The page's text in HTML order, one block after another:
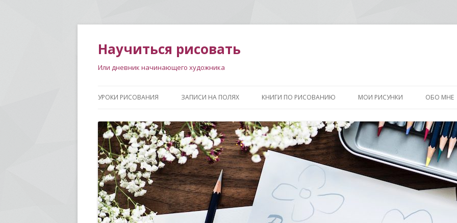
Научиться рисовать
Или дневник начинающего художника
УРОКИ РИСОВАНИЯ ЗАПИСИ НА ПОЛЯХ КНИГИ ПО РИСОВАНИЮ МОИ РИСУНКИ ОБО МНЕ